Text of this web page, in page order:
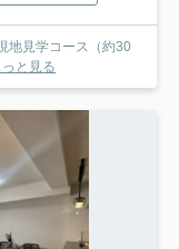
地見学コース（約30
っと見る